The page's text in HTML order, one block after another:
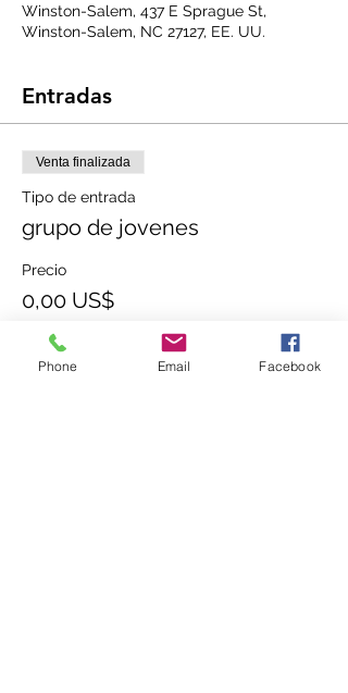
Winston-Salem, 437 E Sprague St,
Winston-Salem, NC 27127, EE. UU.
Entradas
Venta finalizada
Tipo de entrada
grupo de jovenes
Precio
0,00 US$
Phone Email Facebook